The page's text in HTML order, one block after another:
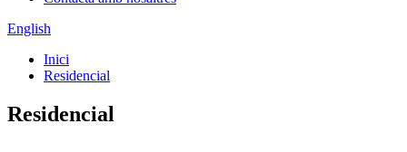
English
Inici
Residencial
Residencial